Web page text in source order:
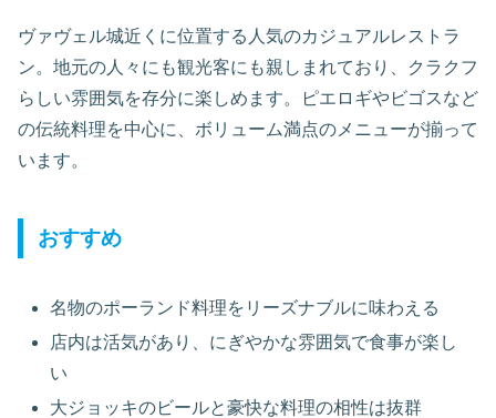
ヴァヴェル城近くに位置する人気のカジュアルレストラ
ン。地元の人々にも観光客にも親しまれており、クラクフ
らしい雰囲気を存分に楽しめます。ピエロギやビゴスなど
の伝統料理を中心に、ボリューム満点のメニューが揃って
います。
おすすめ
名物のポーランド料理をリーズナブルに味わえる
店内は活気があり、にぎやかな雰囲気で食事が楽し
い
大ジョッキのビールと豪快な料理の相性は抜群